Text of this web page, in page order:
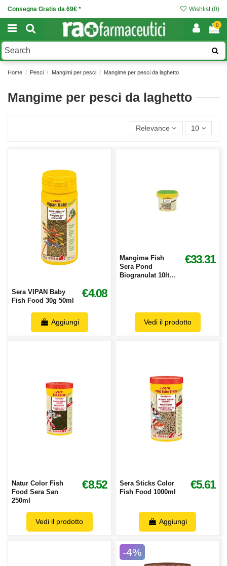
Consegna Gratis da 69€ * Wishlist (0)
0
Home Pesci Mangimi per pesci Mangime per pesci da laghetto
Mangime per pesci da laghetto
Relevance 10
Sera VIPAN Baby
Fish Food 30g 50ml
€4.08
Aggiungi
Mangime Fish
Sera Pond
Biogranulat 10lt
€33.31
Vedi il prodotto
Natur Color Fish
Food Sera San
250ml
€8.52
Vedi il prodotto
Sera Sticks Color
Fish Food 1000ml
€5.61
Aggiungi
-4%